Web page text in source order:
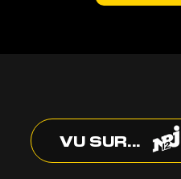
VU SUR...